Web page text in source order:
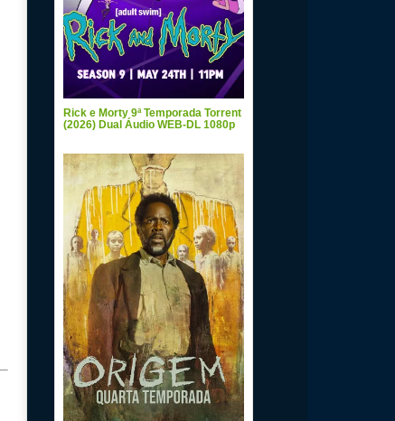
Rick e Morty 9ª Temporada Torrent
(2026) Dual Áudio WEB-DL 1080p